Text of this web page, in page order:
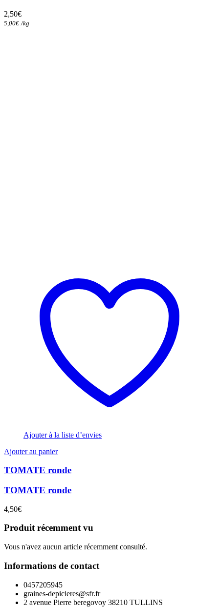
2,50€
5,00€ /kg
Ajouter à la liste d’envies
Ajouter au panier
TOMATE ronde
TOMATE ronde
4,50€
Produit récemment vu
Vous n'avez aucun article récemment consulté.
Informations de contact
0457205945
graines-depicieres@sfr.fr
2 avenue Pierre beregovoy 38210 TULLINS